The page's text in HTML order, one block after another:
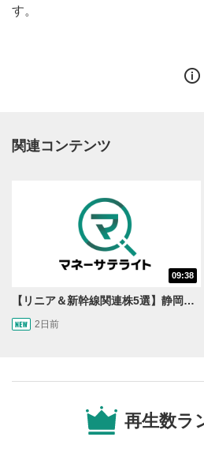
す。
動画再生エリアをクリックする
操作メニュー
関連コンテンツ
09:38
【リニア＆新幹線関連株5選】静岡県知事の承認でリニア路線工事進展！北陸新幹線も「小浜・京都ルート」再決定！関連する注目の銘柄は？＜たけぞうNEWS＞
2日前
再生数ラ